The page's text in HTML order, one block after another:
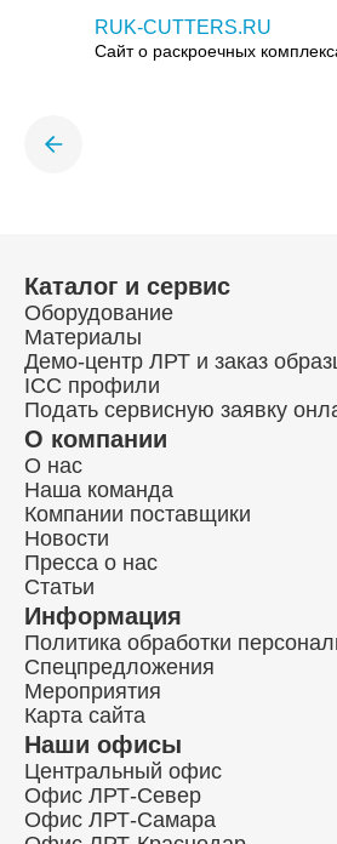
RUK-CUTTERS.RU
Сайт о раскроечных
Каталог и сервис
Оборудование
Материалы
Демо-центр ЛРТ и заказ
ICC профили
Подать сервисную заявку
Информация
Политика обработки
Спецпредложения
Мероприятия
Карта сайта
О компании
О нас
Наша команда
Компании поставщики
Новости
Пресса о нас
Статьи
Наши офисы
Центральный офис
Офис ЛРТ-Север
Офис ЛРТ-Самара